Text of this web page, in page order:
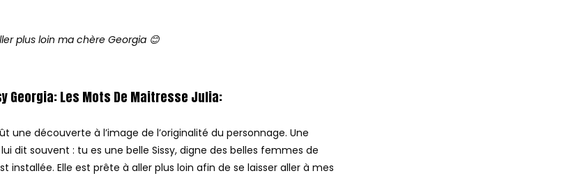
plus loin ma chère Georgia 😊
Georgia: Les Mots De Maitresse Julia:
une découverte à l’image de l’originalité du personnage. Une
dit souvent : tu es une belle Sissy, digne des belles femmes de
installée. Elle est prête à aller plus loin afin de se laisser aller à mes